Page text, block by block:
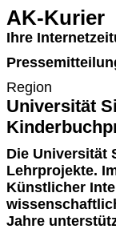
AK-Kurier
Ihre
Region
Universität
Die Universität
Lehrprojekte.
Künstlicher
Jahre